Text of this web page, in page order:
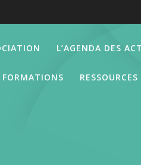
L’AGENDA DES
FORMATIONS RESSOURCES